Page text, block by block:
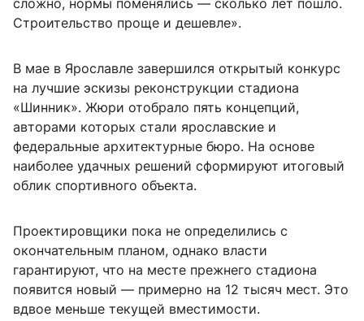
сложно, нормы поменялись — сколько лет пошло.
Строительство проще и дешевле».
В мае в Ярославле завершился открытый конкурс
на лучшие эскизы реконструкции стадиона
«Шинник». Жюри отобрало пять концепций,
авторами которых стали ярославские и
федеральные архитектурные бюро. На основе
наиболее удачных решений сформируют итоговый
облик спортивного объекта.
Проектировщики пока не определились с
окончательным планом, однако власти
гарантируют, что на месте прежнего стадиона
появится новый — примерно на 12 тысяч мест. Это
вдвое меньше текущей вместимости.